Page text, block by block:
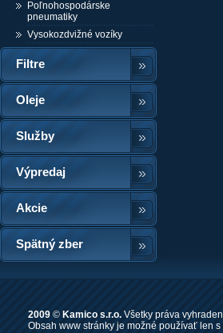
Poľnohospodárske
pneumatiky
Vysokozdvižné vozíky
Filtre
Oleje
Služby
Výpredaj
Akcie
Spätný zber
2009 © Kamico s.r.o. Všetky práva
Obsah www stránky je možné používať len